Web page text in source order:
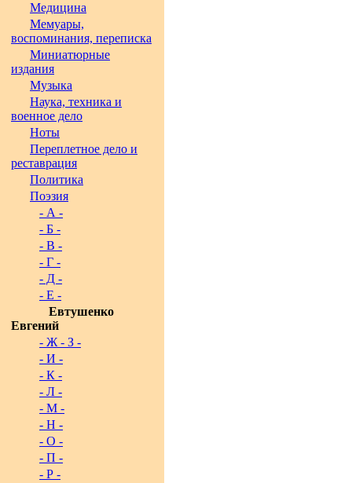
Медицина
Мемуары,
воспоминания, переписка
Миниатюрные
издания
Музыка
Наука, техника и
военное дело
Ноты
Переплетное дело и
реставрация
Политика
Поэзия
- А -
- Б -
- В -
- Г -
- Д -
- Е -
Евтушенко
Евгений
- Ж - З -
- И -
- К -
- Л -
- М -
- Н -
- О -
- П -
- Р -